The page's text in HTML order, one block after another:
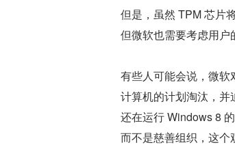
但是，虽然 TPM 芯片
但微软也需要考虑用户
有些人可能会说，微
计算机的计划淘汰，
还在运行 Windows 8
而不是慈善组织，这个